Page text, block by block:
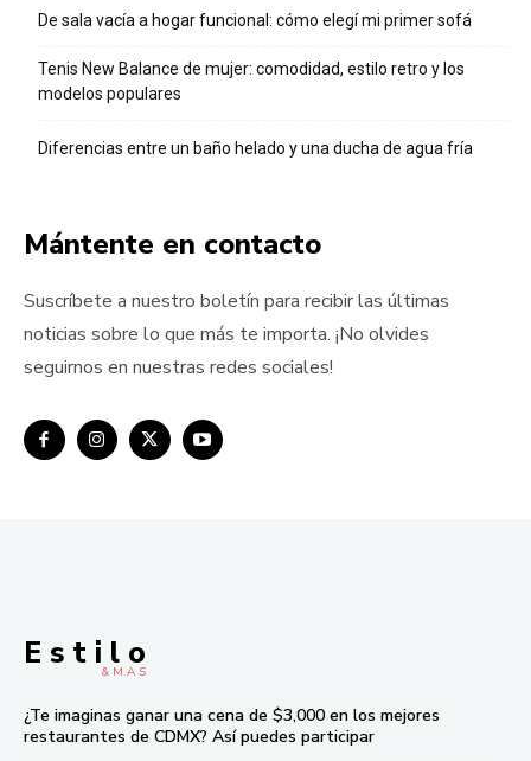
De sala vacía a hogar funcional: cómo elegí mi primer sofá
Tenis New Balance de mujer: comodidad, estilo retro y los
modelos populares
Diferencias entre un baño helado y una ducha de agua fría
Mántente en contacto
Suscríbete a nuestro boletín para recibir las últimas
noticias sobre lo que más te importa. ¡No olvides
seguirnos en nuestras redes sociales!
E s t i l o
& M À S
¿Te imaginas ganar una cena de $3,000 en los mejores
restaurantes de CDMX? Así puedes participar